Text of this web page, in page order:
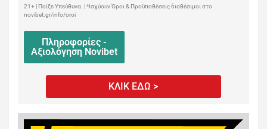
21+ | Παίξε Υπεύθυνα. | *Ισχύουν Όροι & Προϋποθέσεις διαθέσιμοι στο
novibet.gr/info/oroi
Πληροφορίες -
Αξιολόγηση Novibet
ΚΛΙΚ ΕΔΩ >